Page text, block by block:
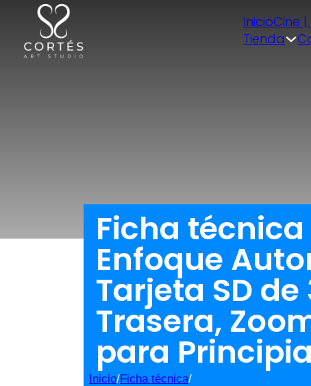
InicioCine |
Tienda
Ficha
Enfoque
Tarjeta SD
Trasera,
para
Inicio/Ficha técnica/